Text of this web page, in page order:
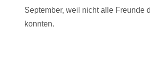
September, weil nicht alle Freunde
konnten.